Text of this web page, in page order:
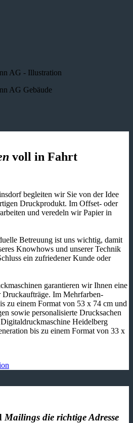
voll in Fahrt
begleiten wir Sie von der Idee
Druckprodukt. Im Offset- oder
und veredeln wir Papier in
Betreuung ist uns wichtig, damit
Knowhows und unserer Technik
ein zufriedener Kunde oder
garantieren wir Ihnen eine
Im Mehrfarben-
zu einem Format von 53 x 74 cm und
sowie personalisierte Drucksachen
Heidelberg
bis zu einem Format von 33 x
Mailings die richtige Adresse